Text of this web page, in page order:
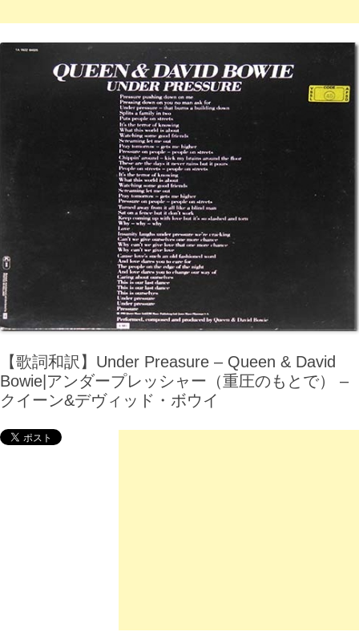
【歌詞和訳】Under Preasure – Queen & David
Bowie|アンダープレッシャー（重圧のもとで） –
クイーン&デヴィッド・ボウイ